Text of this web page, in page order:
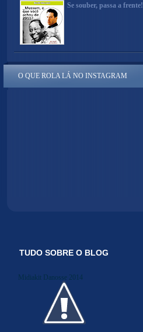
Se souber, passa a frente!
O QUE ROLA LÁ NO INSTAGRAM
TUDO SOBRE O BLOG
Midiakit Danosse 2014